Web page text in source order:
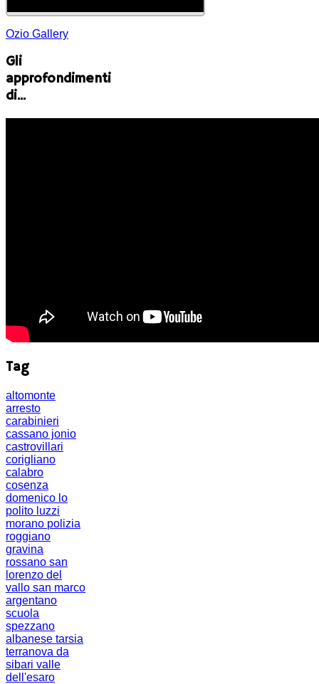
Ozio Gallery
Gli
approfondimenti
di...
Tag
altomonte
arresto
carabinieri
cassano jonio
castrovillari
corigliano
calabro
cosenza
domenico lo
polito luzzi
morano polizia
roggiano
gravina
rossano san
lorenzo del
vallo san marco
argentano
scuola
spezzano
albanese tarsia
terranova da
sibari valle
dell'esaro